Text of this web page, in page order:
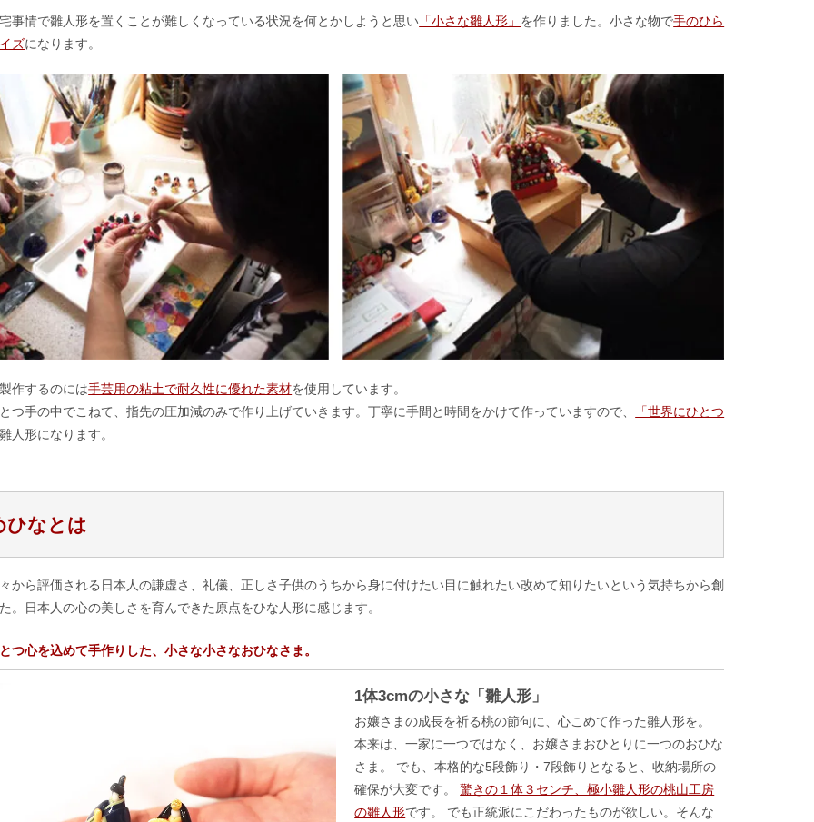
事情で雛人形を置くことが難しくなっている状況を何とかしようと思い 「小さな雛人形」 を作りました。小さな物で手のひら
ズになります。
作するのには手芸用の粘土で耐久性に優れた素材を使用しています。
つ手の中でこねて、指先の圧加減のみで作り上げていきます。丁寧に手間と時間をかけて作っていますので、
「世界にひとつ
人形になります。
ひなとは
から評価される日本人の謙虚さ、礼儀、正しさ子供のうちから身に付けたい目に触れたい改めて知りたいという気持ちから創
。日本人の心の美しさを育んできた原点をひな人形に感じます。
つ心を込めて手作りした、小さな小さなおひなさま。
1体3cmの小さな「雛人形」
お嬢さまの成長を祈る桃の節句に、心こめて作った雛人形を。
本来は、一家に一つではなく、お嬢さまおひとりに一つのおひな
さま。 でも、本格的な5段飾り・7段飾りとなると、收納場所の
確保が大変です。驚きの１体３センチ、極小雛人形の桃山工房
の雛人形です。 でも正統派にこだわったものが欲しい。そんな